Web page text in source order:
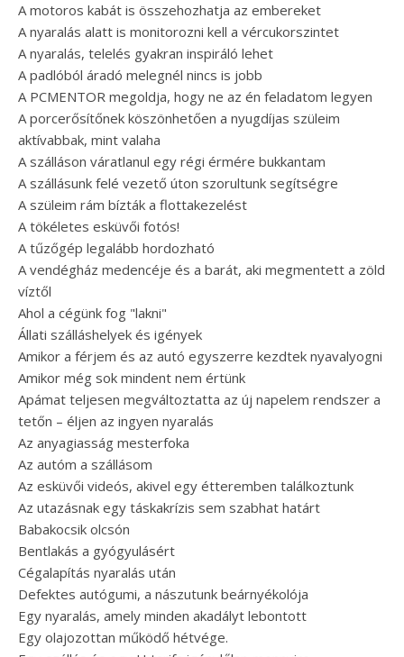
A motoros kabát is összehozhatja az embereket
A nyaralás alatt is monitorozni kell a vércukorszintet
A nyaralás, telelés gyakran inspiráló lehet
A padlóból áradó melegnél nincs is jobb
A PCMENTOR megoldja, hogy ne az én feladatom legyen
A porcerősítőnek köszönhetően a nyugdíjas szüleim
aktívabbak, mint valaha
A szálláson váratlanul egy régi érmére bukkantam
A szállásunk felé vezető úton szorultunk segítségre
A szüleim rám bízták a flottakezelést
A tökéletes esküvői fotós!
A tűzőgép legalább hordozható
A vendégház medencéje és a barát, aki megmentett a zöld
víztől
Ahol a cégünk fog "lakni"
Állati szálláshelyek és igények
Amikor a férjem és az autó egyszerre kezdtek nyavalyogni
Amikor még sok mindent nem értünk
Apámat teljesen megváltoztatta az új napelem rendszer a
tetőn – éljen az ingyen nyaralás
Az anyagiasság mesterfoka
Az autóm a szállásom
Az esküvői videós, akivel egy étteremben találkoztunk
Az utazásnak egy táskakrízis sem szabhat határt
Babakocsik olcsón
Bentlakás a gyógyulásért
Cégalapítás nyaralás után
Defektes autógumi, a nászutunk beárnyékolója
Egy nyaralás, amely minden akadályt lebontott
Egy olajozottan működő hétvége.